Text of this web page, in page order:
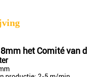
het Comité van